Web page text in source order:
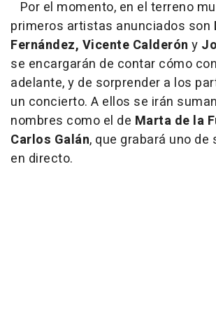
Por el momento, en el terreno
primeros artistas anunciados son
Fernández, Vicente Calderón y
se encargarán de contar cómo
adelante, y de sorprender a los
un concierto. A ellos se irán
nombres como el de Marta de la
Carlos Galán, que grabará uno
en directo.